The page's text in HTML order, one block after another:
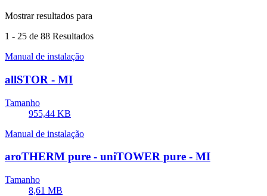
Mostrar resultados para
1 - 25 de 88 Resultados
Manual de instalação
allSTOR - MI
Tamanho
955,44 KB
Manual de instalação
aroTHERM pure - uniTOWER pure - MI
Tamanho
8,61 MB